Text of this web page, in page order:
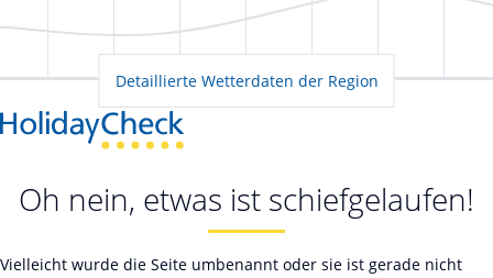
Detaillierte Wetterdaten der Region
Oh nein, etwas ist schiefgelaufen!
Vielleicht wurde die Seite umbenannt oder sie ist gerade nicht